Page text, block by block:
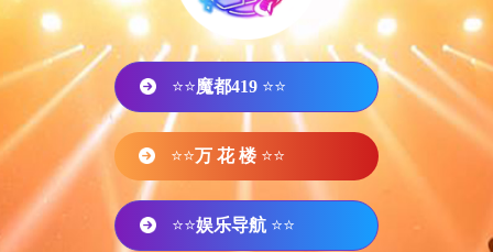
⭐⭐魔都419 ⭐⭐
⭐⭐万 花 楼 ⭐⭐
⭐⭐娱乐导航 ⭐⭐